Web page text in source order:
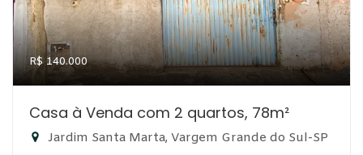
R$ 140.000
Casa à Venda com 2 quartos, 78m²
Jardim Santa Marta, Vargem Grande do Sul-SP